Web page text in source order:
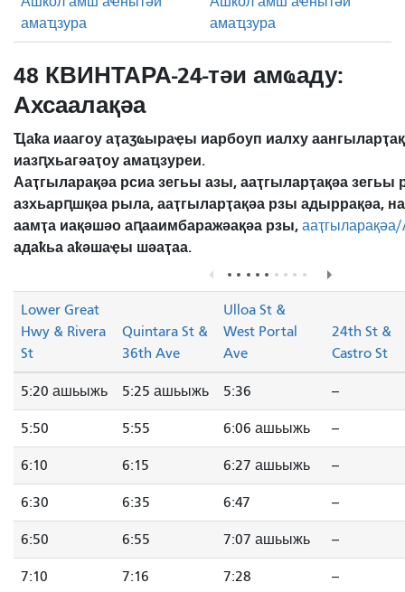
амаҵзура
амаҵзура
48 КВИНТАРА-24-тәи амҩаду:
Ахсаалақәа
Ҵаҟа иаагоу аҭаӡҩыраҿы иарбоуп иалху
иазԥхьагәаҭоу амаҵзуреи.
Ааҭгыларақәа рсиа зегьы азы, ааҭгыларҭақәа зегьы
азхьарԥшқәа рыла, ааҭгыларҭақәа рзы адыррақәа,
аамҭа иақәшәо ​​аԥааимбаражәақәа рзы,
адаҟьа аҟәшаҿы шәаҭаа.
Lower Great
Hwy & Rivera
St
Quintara St &
36th Ave
Ulloa St &
West Portal
Ave
24th St &
Castro St
5:20 ашьыжь 5:25 ашьыжь 5:36 --
5:50 5:55 6:06 ашьыжь --
6:10 6:15 6:27 ашьыжь --
6:30 6:35 6:47 --
6:50 6:55 7:07 ашьыжь --
7:10 7:16 7:28 --